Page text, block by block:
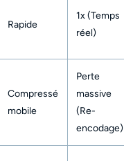
Rapide
1x (Temps
réel)
Compressé
mobile
Perte
massive
(Re-
encodage)